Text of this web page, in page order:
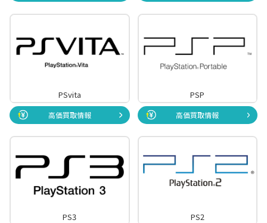
PSvita
高価買取情報
PSP
高価買取情報
PS3 PS2